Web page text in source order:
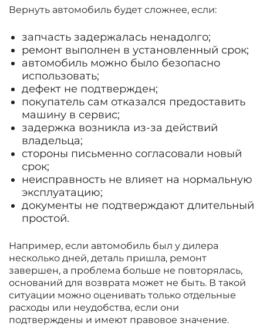
Вернуть автомобиль будет сложнее, если:
запчасть задержалась ненадолго;
ремонт выполнен в установленный срок;
автомобиль можно было безопасно
использовать;
дефект не подтвержден;
покупатель сам отказался предоставить
машину в сервис;
задержка возникла из-за действий
владельца;
стороны письменно согласовали новый
срок;
неисправность не влияет на нормальную
эксплуатацию;
документы не подтверждают длительный
простой.
Например, если автомобиль был у дилера
несколько дней, деталь пришла, ремонт
завершен, а проблема больше не повторялась,
оснований для возврата может не быть. В такой
ситуации можно оценивать только отдельные
расходы или неудобства, если они
подтверждены и имеют правовое значение.